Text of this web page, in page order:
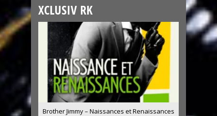
XCLUSIV RK
Brother Jimmy – Naissances et Renaissances